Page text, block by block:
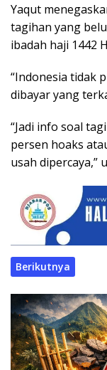
Yaqut
tagihan yang
ibadah haji 1442
“Indonesia tidak
dibayar yang
“Jadi info soal
persen hoaks
usah dipercaya,”
Berikutnya